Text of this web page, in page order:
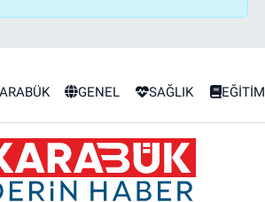
GENEL SAĞLIK EĞİTİM